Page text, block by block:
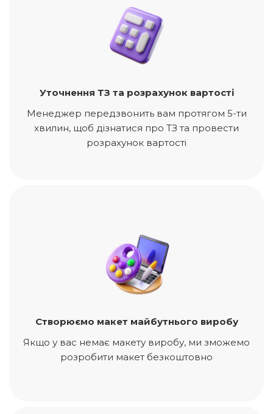
Уточнення ТЗ та розрахунок вартості
Менеджер передзвонить вам протягом 5-ти
хвилин, щоб дізнатися про ТЗ та провести
розрахунок вартості
Створюємо макет майбутнього виробу
Якщо у вас немає макету виробу, ми зможемо
розробити макет безкоштовно